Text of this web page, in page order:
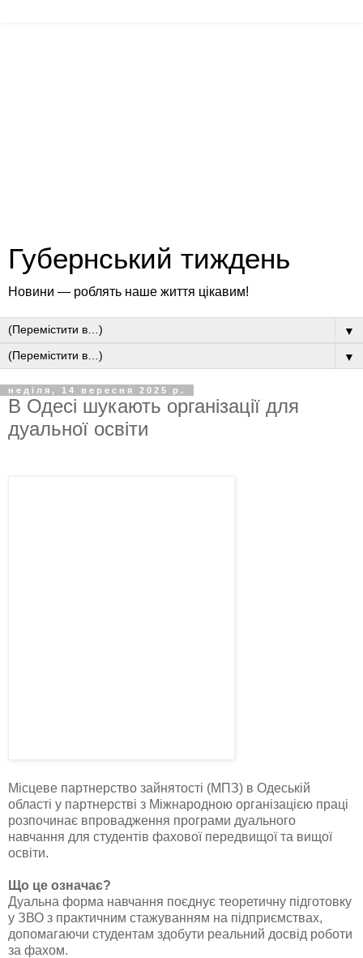
Губернський тиждень
Новини — роблять наше життя цікавим!
▼
▼
неділя, 14 вересня 2025 р.
В Одесі шукають організації для
дуальної освіти
Місцеве партнерство зайнятості (МПЗ) в Одеській
області у партнерстві з Міжнародною організацією праці
розпочинає впровадження програми дуального
навчання для студентів фахової передвищої та вищої
освіти.
Що це означає?
Дуальна форма навчання поєднує теоретичну підготовку
у ЗВО з практичним стажуванням на підприємствах,
допомагаючи студентам здобути реальний досвід роботи
за фахом.